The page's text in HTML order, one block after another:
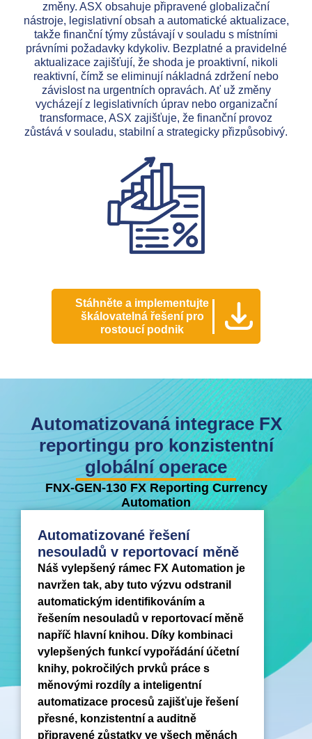
změny. ASX obsahuje připravené globalizační
nástroje, legislativní obsah a automatické aktualizace,
takže finanční týmy zůstávají v souladu s místními
právními požadavky kdykoliv. Bezplatné a pravidelné
aktualizace zajišťují, že shoda je proaktivní, nikoli
reaktivní, čímž se eliminují nákladná zdržení nebo
závislost na urgentních opravách. Ať už změny
vycházejí z legislativních úprav nebo organizační
transformace, ASX zajišťuje, že finanční provoz
zůstává v souladu, stabilní a strategicky přizpůsobivý.
Stáhněte a implementujte
škálovatelná řešení pro
rostoucí podnik
Automatizovaná integrace FX
reportingu pro konzistentní
globální operace
FNX-GEN-130 FX Reporting Currency
Automation
Automatizované řešení
nesouladů v reportovací měně
Náš vylepšený rámec FX Automation je
navržen tak, aby tuto výzvu odstranil
automatickým identifikováním a
řešením nesouladů v reportovací měně
napříč hlavní knihou. Díky kombinaci
vylepšených funkcí vypořádání účetní
knihy, pokročilých prvků práce s
měnovými rozdíly a inteligentní
automatizace procesů zajišťuje řešení
přesné, konzistentní a auditně
připravené zůstatky ve všech měnách